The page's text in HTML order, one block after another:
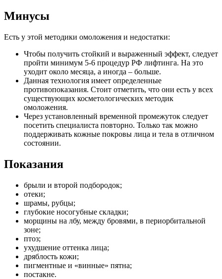
Минусы
Есть у этой методики омоложения и недостатки:
Чтобы получить стойкий и выраженный эффект, следует
пройти минимум 5-6 процедур РФ лифтинга. На это
уходит около месяца, а иногда – больше.
Данная технология имеет определенные
противопоказания. Стоит отметить, что они есть у всех
существующих косметологических методик
омоложения.
Через установленный временной промежуток следует
посетить специалиста повторно. Только так можно
поддерживать кожные покровы лица и тела в отличном
состоянии.
Показания
брыли и второй подбородок;
отеки;
шрамы, рубцы;
глубокие носогубные складки;
морщины на лбу, между бровями, в периорбитальной
зоне;
птоз;
ухудшение оттенка лица;
дряблость кожи;
пигментные и «винные» пятна;
постакне.